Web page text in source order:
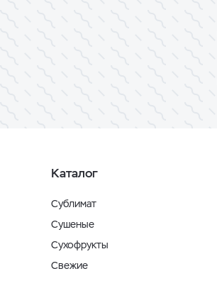
Каталог
Сублимат
Сушеные
Сухофрукты
Свежие